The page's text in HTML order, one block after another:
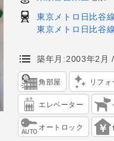
東京メトロ日比谷線
東京メトロ日比谷線
築年月:2003年2月
角部屋 リフォ
エレベーター
オートロック